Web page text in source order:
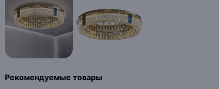
Рекомендуемые товары